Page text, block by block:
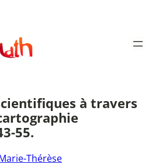
à travers
55.
Thérèse